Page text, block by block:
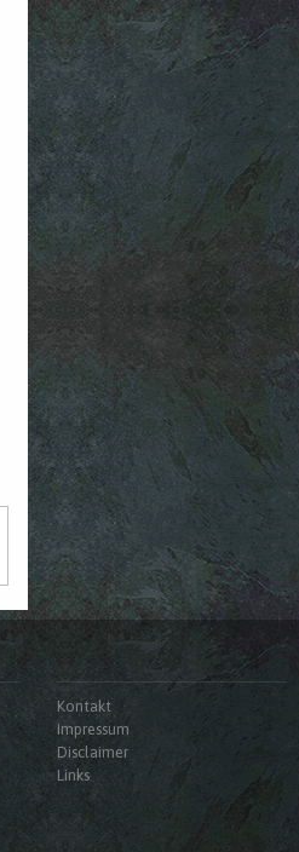
Kontakt
Impressum
Disclaimer
Links